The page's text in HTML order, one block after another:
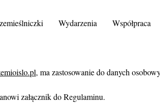
Wydarzenia Współpraca
, ma zastosowanie do danych
załącznik do Regulaminu.